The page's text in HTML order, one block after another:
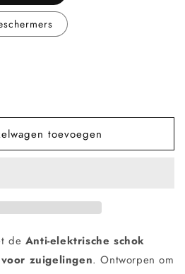
toevoegen
de Anti-elektrische schok
zuigelingen. Ontworpen om